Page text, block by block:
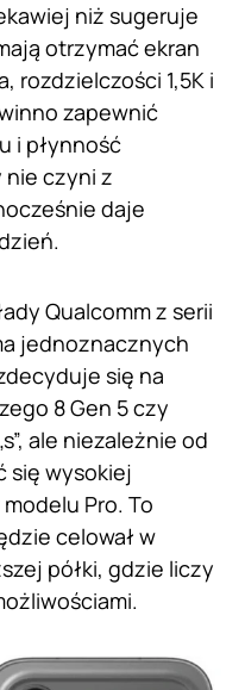
niż sugeruje
otrzymać ekran
rozdzielczości 1,5K i
zapewnić
i płynność
nie czyni z
daje
Qualcomm z serii
jednoznacznych
się na
8 Gen 5 czy
ale niezależnie od
się wysokiej
Pro. To
celował w
półki, gdzie liczy